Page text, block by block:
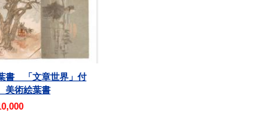
書 「文章世界」付
術絵葉書